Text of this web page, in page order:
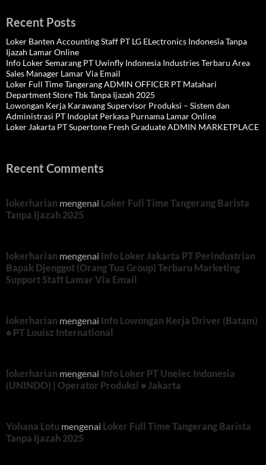
Recent Posts
Loker Banten Accounting Staff PT LG ELectronics Indonesia Tanpa
Ijazah Lamar Online
Info Loker Semarang PT Uwinfly Indonesia Industries Terbaru Area
Sales Manager Lamar Via Email
Loker Full Time Tangerang ADMIN OFFICER PT Matahari
Department Store Tbk Tanpa Ijazah 2025
Lowongan Kerja Karawang Supervisor Produksi – Sistem dan
Administrasi PT Indoplat Perkasa Purnama Lamar Online
Loker Jakarta PT Supertone Fresh Graduate ADMIN MARKETPLACE
Recent Comments
lokerharian mengenai Loker Full Time Tangerang Barista
Tanpa Ijazah 2025
lokerharian mengenai Info Loker Jakarta PT Perindustrian
Bapak Djenggot (Orang Tua Group) Terbaru Marketing
Support Staff Lamar Via Email
lokerharian mengenai Info Lowongan Kerja Driver (Batam)
• PT Louisz International
lokerharian mengenai Info Loker PT Unelec Indonesia
(UNINDO) | Operator Produksi • Jakarta
Yohana Lotu mengenai Loker Full Time Tangerang Barista
Tanpa Ijazah 2025